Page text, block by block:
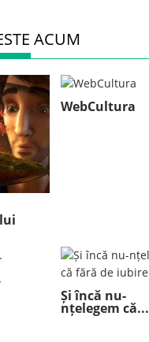
ACUM
WebCultura
Și încă nu-
nțelegem că...